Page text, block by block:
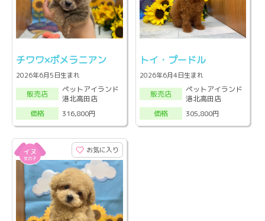
チワワ×ポメラニアン
2026年6月5日生まれ
販売店
ペットアイランド
港北高田店
価格
316,800円
トイ・プードル
2026年6月4日生まれ
販売店
ペットアイランド
港北高田店
価格
305,800円
お気に入り